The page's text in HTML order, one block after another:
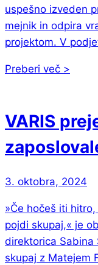
uspešno izveden
mejnik in odpira
projektom. V
Preberi več >
VARIS
3. oktobra, 2024
»Če hočeš iti
pojdi skupaj,« je
direktorica Sabina
skupaj z Matejem